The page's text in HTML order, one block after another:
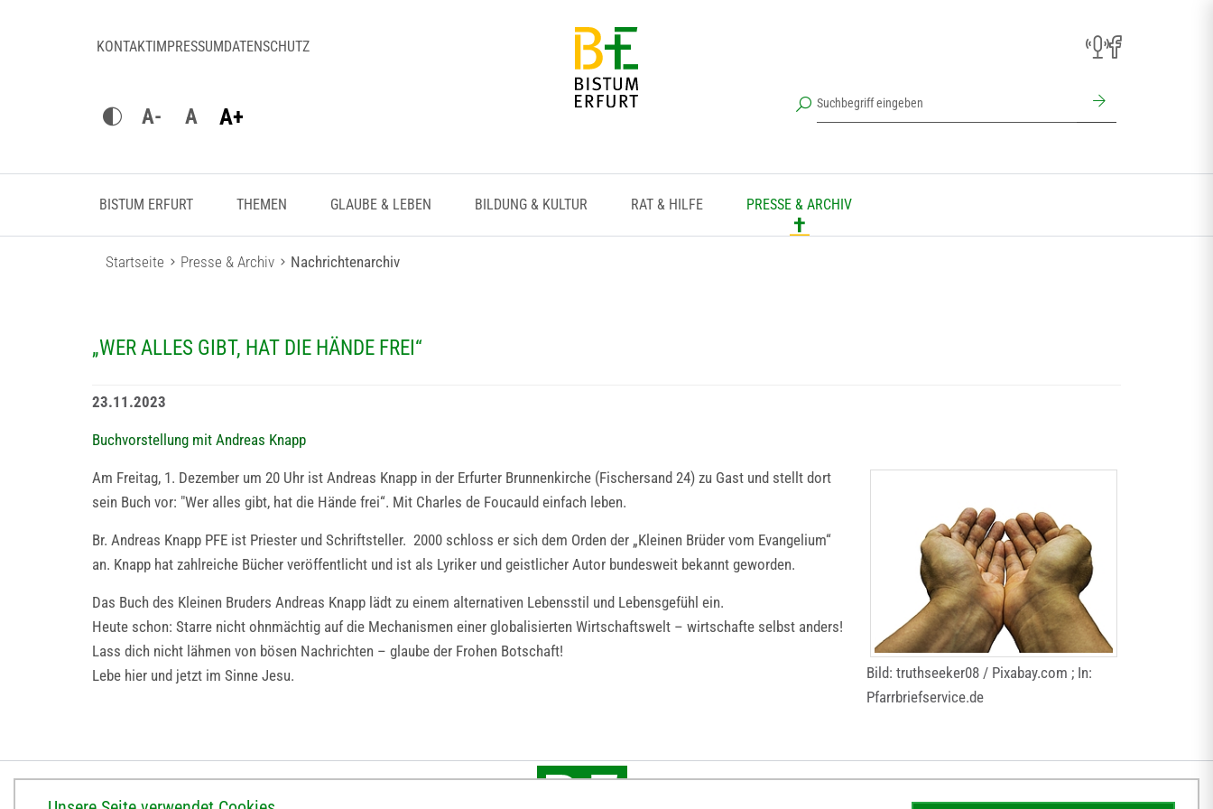
KONTAKTIMPRESSUMDATENSCHUTZ
A- A A+
BISTUM ERFURT THEMEN GLAUBE & LEBEN BILDUNG & KULTUR RAT & HILFE PRESSE & ARCHIV
Startseite Presse & Archiv Nachrichtenarchiv
„WER ALLES GIBT, HAT DIE HÄNDE FREI“
23.11.2023
Buchvorstellung mit Andreas Knapp
Bild: truthseeker08 / Pixabay.com ; In:
Pfarrbriefservice.de
Am Freitag, 1. Dezember um 20 Uhr ist Andreas Knapp in der Erfurter Brunnenkirche (Fischersand 24) zu Gast und stellt dort
sein Buch vor: "Wer alles gibt, hat die Hände frei“. Mit Charles de Foucauld einfach leben.
Br. Andreas Knapp PFE ist Priester und Schriftsteller. 2000 schloss er sich dem Orden der „Kleinen Brüder vom Evangelium“
an. Knapp hat zahlreiche Bücher veröffentlicht und ist als Lyriker und geistlicher Autor bundesweit bekannt geworden.
Das Buch des Kleinen Bruders Andreas Knapp lädt zu einem alternativen Lebensstil und Lebensgefühl ein.
Heute schon: Starre nicht ohnmächtig auf die Mechanismen einer globalisierten Wirtschaftswelt – wirtschafte selbst anders!
Lass dich nicht lähmen von bösen Nachrichten – glaube der Frohen Botschaft!
Lebe hier und jetzt im Sinne Jesu.
BISTUM ERFURT